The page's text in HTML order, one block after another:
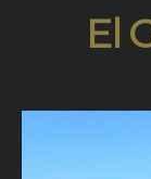
El